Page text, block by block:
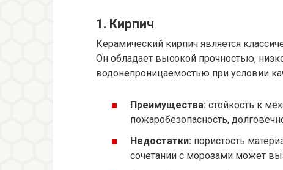
1. Кирпич
Керамический кирпич является
Он обладает высокой прочностью,
водонепроницаемостью при условии
Преимущества: стойкость к
пожаробезопасность,
Недостатки: пористость
сочетании с морозами может